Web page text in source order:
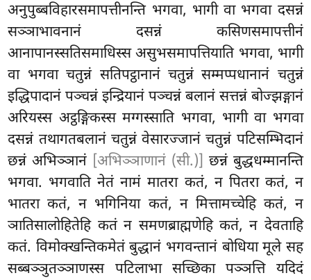
अनुपुब्बविहारसमापत्तीनन्ति भगवा, भागी वा भगवा दसन्नं
सञ्ञाभावनानं दसन्नं कसिणसमापत्तीनं
आनापानस्सतिसमाधिस्स असुभसमापत्तियाति भगवा, भागी
वा भगवा चतुन्नं सतिपट्ठानानं चतुन्नं सम्मप्पधानानं चतुन्नं
इद्धिपादानं पञ्चन्नं इन्द्रियानं पञ्चन्नं बलानं सत्तन्नं बोज्झङ्गानं
अरियस्स अट्ठङ्गिकस्स मग्गस्साति भगवा, भागी वा भगवा
दसन्नं तथागतबलानं चतुन्नं वेसारज्जानं चतुन्नं पटिसम्भिदानं
छन्नं अभिञ्ञानं [अभिञ्ञाणानं (सी.)] छन्नं बुद्धधम्मानन्ति
भगवा. भगवाति नेतं नामं मातरा कतं, न पितरा कतं, न
भातरा कतं, न भगिनिया कतं, न मित्तामच्चेहि कतं, न
ञातिसालोहितेहि कतं न समणब्राह्मणेहि कतं, न देवताहि
कतं. विमोक्खन्तिकमेतं बुद्धानं भगवन्तानं बोधिया मूले सह
सब्बञ्ञुतञ्ञाणस्स पटिलाभा सच्छिका पञ्ञत्ति यदिदं